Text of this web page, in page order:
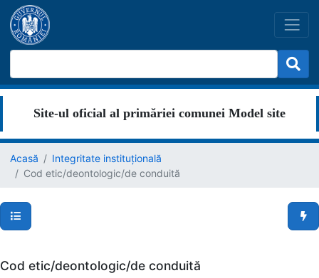
Site-ul oficial al primăriei comunei Model site
Acasă
Integritate instituțională
Cod etic/deontologic/de conduită
Secțiuni pagină
Cod etic/deontologic/de conduită